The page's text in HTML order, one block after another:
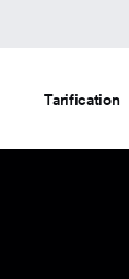
Tarification